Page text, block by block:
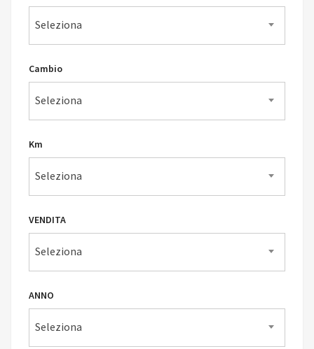
Seleziona
Cambio
Seleziona
Km
Seleziona
VENDITA
Seleziona
ANNO
Seleziona